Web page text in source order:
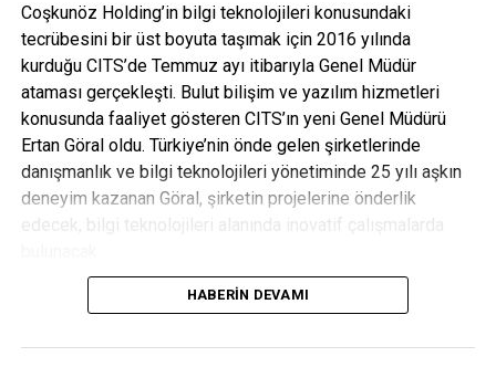
Orka Holding, İnsana Saygı Ödülü’ne layık görüldü
ÖNCEKI
Türkiye’nin yeşil dönüşümü 20-21 Şubat’ta 3.Yeşil
Binalar Zirvesi’nde tartışılacak!
editor
Coşkunöz Holding’in bilgi teknolojileri konusundaki
tecrübesini bir üst boyuta taşımak için 2016 yılında
kurduğu CITS’de Temmuz ayı itibarıyla Genel Müdür
ataması gerçekleşti. Bulut bilişim ve yazılım hizmetleri
konusunda faaliyet gösteren CITS’ın yeni Genel Müdürü
Ertan Göral oldu. Türkiye’nin önde gelen şirketlerinde
danışmanlık ve bilgi teknolojileri yönetiminde 25 yılı aşkın
deneyim kazanan Göral, şirketin projelerine önderlik
edecek, bilgi teknolojileri alanında inovatif çalışmalarda
Farklı yöneticilik pozisyonlarında görev alarak Bilgi
işlere imza atanErtan Göral,CITS bünyesinde, Ar-Ge
HABERIN DEVAMI